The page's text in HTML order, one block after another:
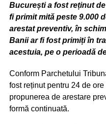
În continuare, după ce i-a
contul bancar, persoana
telefonic, de către o altă
din partea aceleiași
solicitându-i bărbatului
ATM de monede virtuale,
inițial. Bărbatul din Vadu
municipiul Suceava și a
București a fost reținut
fi primit mită peste 9.000
arestat preventiv, în
Banii ar fi fost primiți în
acestuia, pe o perioadă
Conform Parchetului
fost reținut pentru 24 de
propunerea de arestare
formă continuată.